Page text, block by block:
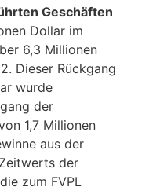
Geschäften
Dollar im
6,3 Millionen
Dieser Rückgang
wurde
der
1,7 Millionen
aus der
der
zum FVPL